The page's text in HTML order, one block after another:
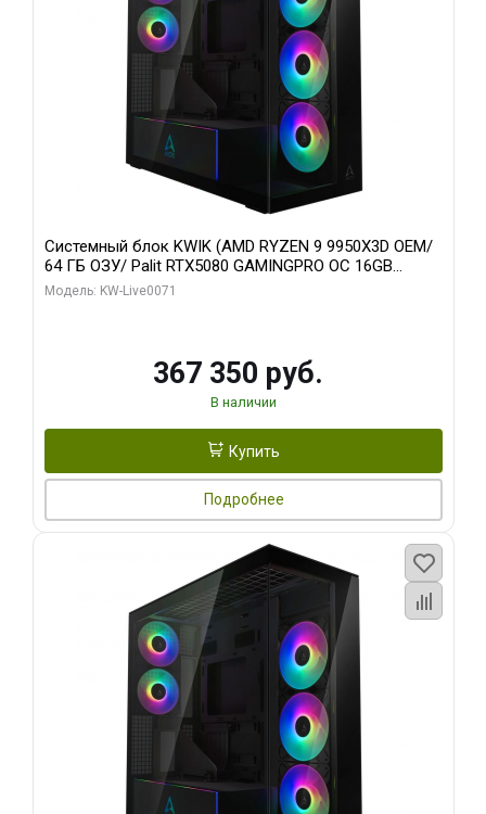
Системный блок KWIK (AMD RYZEN 9 9950X3D OEM/
64 ГБ ОЗУ/ Palit RTX5080 GAMINGPRO OC 16GB
GDDR7 256bit 3xDP HD/ 960 ГБ SSD)
Модель: KW-Live0071
367 350 руб.
В наличии
Купить
Подробнее